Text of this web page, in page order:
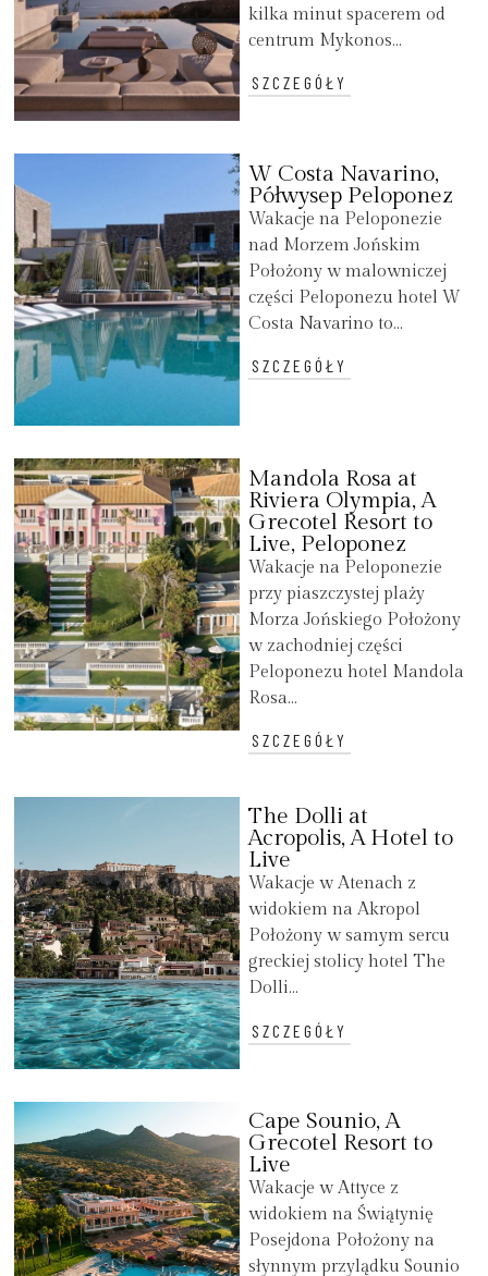
kilka minut spacerem od
centrum Mykonos...
SZCZEGÓŁY
W Costa Navarino,
Półwysep Peloponez
Wakacje na Peloponezie
nad Morzem Jońskim
Położony w malowniczej
części Peloponezu hotel W
Costa Navarino to...
SZCZEGÓŁY
Mandola Rosa at
Riviera Olympia, A
Grecotel Resort to
Live, Peloponez
Wakacje na Peloponezie
przy piaszczystej plaży
Morza Jońskiego Położony
w zachodniej części
Peloponezu hotel Mandola
Rosa...
SZCZEGÓŁY
The Dolli at
Acropolis, A Hotel to
Live
Wakacje w Atenach z
widokiem na Akropol
Położony w samym sercu
greckiej stolicy hotel The
Dolli...
SZCZEGÓŁY
Cape Sounio, A
Grecotel Resort to
Live
Wakacje w Attyce z
widokiem na Świątynię
Posejdona Położony na
słynnym przylądku Sounio